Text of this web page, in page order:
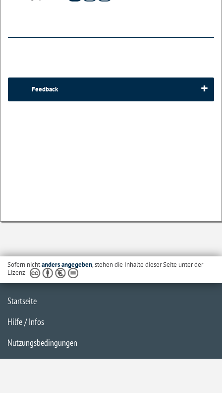
Feedback
Sofern nichtanders angegeben, stehen die Inhalte dieser Seite unter der
Lizenz
Startseite
Hilfe / Infos
Nutzungsbedingungen